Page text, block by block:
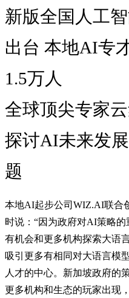
新版全国人工
出台 本地AI专
1.5万人
全球顶尖专家
探讨AI未来发
题
本地AI起步公司WIZ.AI联合
时说：“因为政府对AI策略
有机会和更多机构探索大语
吸引更多有相同对大语言模
人才的中心。新加坡政府的
更多机构和生态的玩家出现